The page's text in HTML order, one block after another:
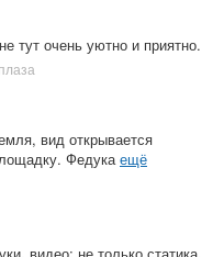
тут очень уютно и приятно.
вид открывается
Федука ещё
видео; не только статика.